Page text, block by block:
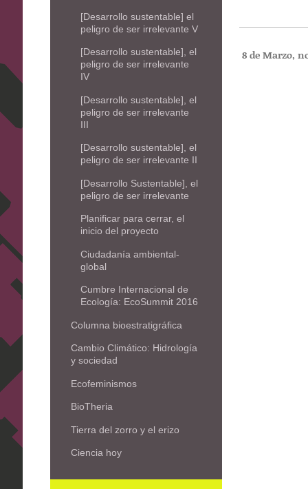
8 de Marzo,
[Desarrollo sustentable] el
peligro de ser irrelevante V
[Desarrollo sustentable], el
peligro de ser irrelevante
IV
[Desarrollo sustentable], el
peligro de ser irrelevante
III
[Desarrollo sustentable], el
peligro de ser irrelevante II
[Desarrollo Sustentable], el
peligro de ser irrelevante
Planificar para cerrar, el
inicio del proyecto
Ciudadanía ambiental-
global
Cumbre Internacional de
Ecología: EcoSummit 2016
Columna bioestratigráfica
Cambio Climático: Hidrología
y sociedad
Ecofeminismos
BioTheria
Tierra del zorro y el erizo
Ciencia hoy